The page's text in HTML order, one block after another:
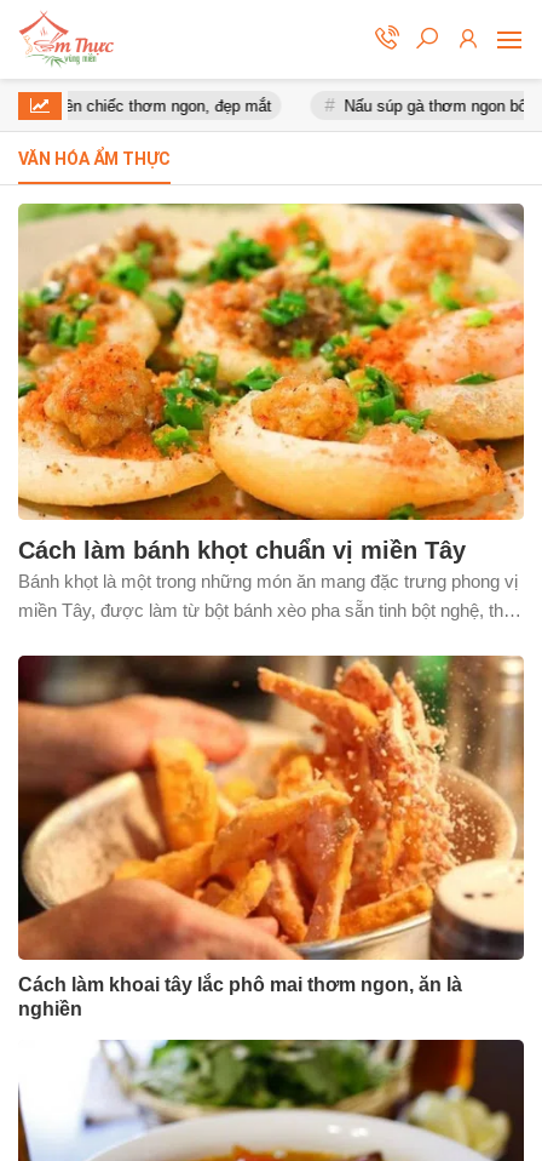
chiếc thơm ngon, đẹp mắt Nấu súp gà thơm ngon bổ
VĂN HÓA ẨM THỰC
Cách làm bánh khọt chuẩn vị miền Tây
Bánh khọt là một trong những món ăn mang đặc trưng phong vị
miền Tây, được làm từ bột bánh xèo pha sẵn tinh bột nghệ, thịt
làm món Bánh Khọt chuẩn vị miền Tây nhé.
Cách làm khoai tây lắc phô mai thơm ngon, ăn là
nghiền